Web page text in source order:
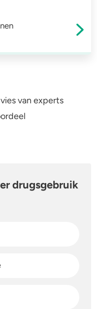
van experts
drugsgebruik